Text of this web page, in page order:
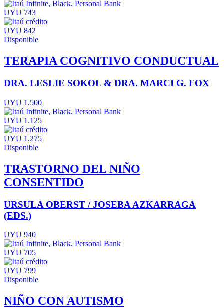
UYU 743
UYU 842
Disponible
TERAPIA COGNITIVO CONDUCTUAL
DRA. LESLIE SOKOL & DRA. MARCI G. FOX
UYU 1.500
UYU 1.125
UYU 1.275
Disponible
TRASTORNO DEL NIÑO
CONSENTIDO
URSULA OBERST / JOSEBA AZKARRAGA
(EDS.)
UYU 940
UYU 705
UYU 799
Disponible
NIÑO CON AUTISMO